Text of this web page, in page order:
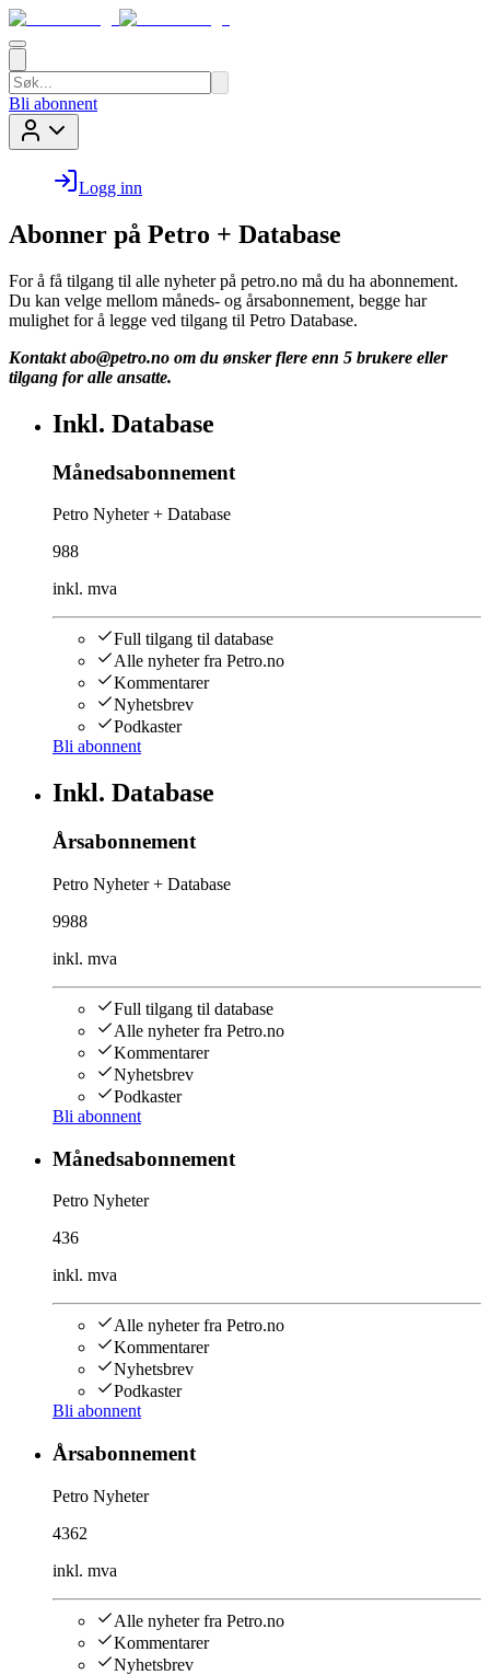
Bli abonnent
Logg inn
Abonner på Petro + Database
For å få tilgang til alle nyheter på petro.no må du ha abonnement.
Du kan velge mellom måneds- og årsabonnement, begge har
mulighet for å legge ved tilgang til Petro Database.
Kontakt abo@petro.no om du ønsker flere enn 5 brukere eller
tilgang for alle ansatte.
Inkl. Database
Månedsabonnement
Petro Nyheter + Database
988
inkl. mva
Full tilgang til database
Alle nyheter fra Petro.no
Kommentarer
Nyhetsbrev
Podkaster
Bli abonnent
Inkl. Database
Årsabonnement
Petro Nyheter + Database
9988
inkl. mva
Full tilgang til database
Alle nyheter fra Petro.no
Kommentarer
Nyhetsbrev
Podkaster
Bli abonnent
Månedsabonnement
Petro Nyheter
436
inkl. mva
Alle nyheter fra Petro.no
Kommentarer
Nyhetsbrev
Podkaster
Bli abonnent
Årsabonnement
Petro Nyheter
4362
inkl. mva
Alle nyheter fra Petro.no
Kommentarer
Nyhetsbrev